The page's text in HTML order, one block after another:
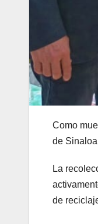
Como
de
La
de